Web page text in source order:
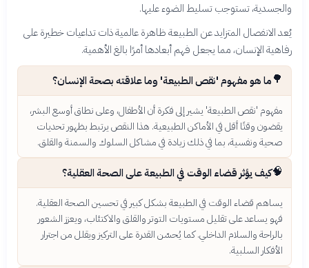
والجسدية، تستوجب تسليط الضوء عليها.
يُعد الانفصال المتزايد عن الطبيعة ظاهرة عالمية ذات تداعيات خطيرة على
رفاهية الإنسان، مما يجعل فهم أبعادها أمرًا بالغ الأهمية.
🌳ما هو مفهوم 'نقص الطبيعة' وما علاقته بصحة الإنسان؟
مفهوم 'نقص الطبيعة' يشير إلى فكرة أن الأطفال، وعلى نطاق أوسع البشر،
يقضون وقتًا أقل في الأماكن الطبيعية. هذا النقص يرتبط بظهور تحديات
صحية ونفسية، بما في ذلك زيادة في مشاكل السلوك والسمنة والقلق.
🧠كيف يؤثر قضاء الوقت في الطبيعة على الصحة العقلية؟
يساهم قضاء الوقت في الطبيعة بشكل كبير في تحسين الصحة العقلية.
فهو يساعد على تقليل مستويات التوتر والقلق والاكتئاب، ويعزز الشعور
بالراحة والسلام الداخلي. كما يُحسّن القدرة على التركيز ويقلل من اجترار
الأفكار السلبية.